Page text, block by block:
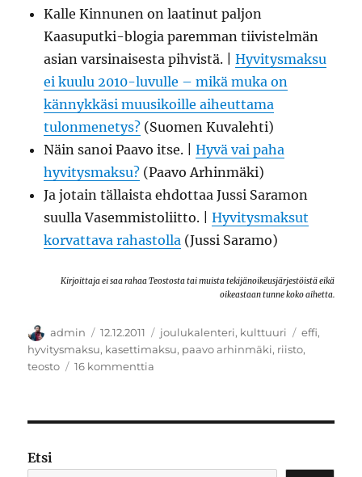
Kalle Kinnunen on laatinut paljon
Kaasuputki-blogia paremman tiivistelmän
asian varsinaisesta pihvistä. |Hyvitysmaksu
ei kuulu 2010-luvulle – mikä muka on
kännykkäsi muusikoille aiheuttama
tulonmenetys? (Suomen Kuvalehti)
Näin sanoi Paavo itse. |Hyvä vai paha
hyvitysmaksu? (Paavo Arhinmäki)
Ja jotain tällaista ehdottaa Jussi Saramon
suulla Vasemmistoliitto. |Hyvitysmaksut
korvattava rahastolla (Jussi Saramo)
Kirjoittaja ei saa rahaa Teostosta tai muista tekijänoikeusjärjestöistä eikä
oikeastaan tunne koko aihetta.
Kirjoittaja
admin Julkaistu
12.12.2011 Kategoriat
joulukalenteri, kulttuuri Avainsanat
effi,
hyvitysmaksu, kasettimaksu, paavo arhinmäki, riisto,
teosto
16 kommenttia
Etsi